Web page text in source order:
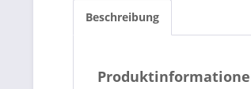
Beschreibung